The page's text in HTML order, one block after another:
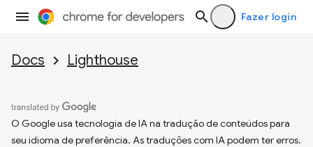
Fazer login
Docs Lighthouse
O Google usa tecnologia de IA na tradução de conteúdos para
seu idioma de preferência. As traduções com IA podem ter erros.